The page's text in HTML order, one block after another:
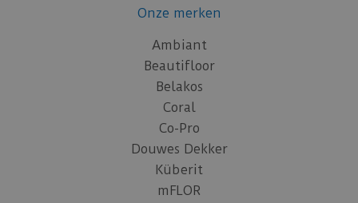
Onze merken
Ambiant
Beautifloor
Belakos
Coral
Co-Pro
Douwes Dekker
Küberit
mFLOR